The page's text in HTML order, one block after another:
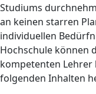
Studiums
an keinen starren
individuellen
Hochschule können
kompetenten
folgenden Inhalten